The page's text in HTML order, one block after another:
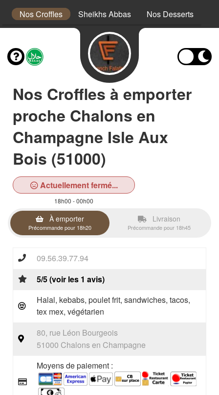
Nos Croffles Sheikhs Abbas Nos Desserts
Nos Croffles à emporter
proche Chalons en
Champagne Isle Aux
Bois (51000)
Actuellement fermé...
18h00 - 00h00
À emporter
Précommande pour 18h20
Livraison
Précommande pour 18h45
09.56.39.77.94
5/5 (voir les 1 avis)
Halal, kebabs, poulet frit, sandwiches, tacos,
tex mex, végétarien
80, rue Léon Bourgeois
51000 Chalons en Champagne
Moyens de paiement :